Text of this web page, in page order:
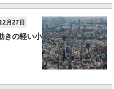
月27日
きの軽い小